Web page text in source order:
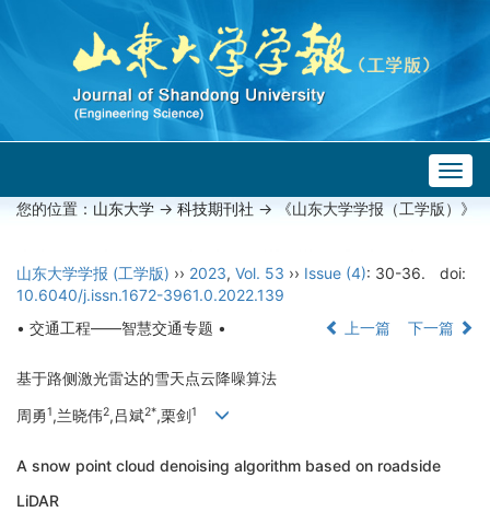
您的位置： 山东大学 -> 科技期刊社 -> 《山东大学学报（工学版）》
山东大学学报 (工学版) ›› 2023, Vol. 53 ›› Issue (4): 30-36.
doi:
10.6040/j.issn.1672-3961.0.2022.139
• 交通工程——智慧交通专题 •
上一篇 下一篇
基于路侧激光雷达的雪天点云降噪算法
周勇1,兰晓伟2,吕斌2*,栗剑1
A snow point cloud denoising algorithm based on roadside
LiDAR